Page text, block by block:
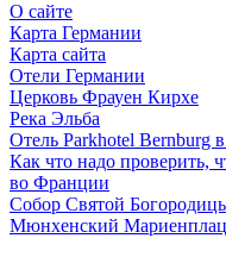
О сайте
Карта Германии
Карта сайта
Отели Германии
Церковь Фрауен Кирхе
Река Эльба
Отель Parkhotel Bernburg
Как что надо проверить,
во Франции
Собор Святой
Мюнхенский Мариенплац